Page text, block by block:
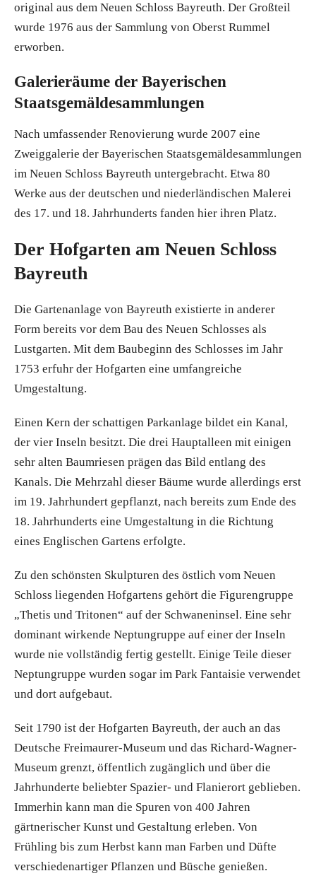
original aus dem Neuen Schloss Bayreuth. Der Großteil
wurde 1976 aus der Sammlung von Oberst Rummel
erworben.
Galerieräume der Bayerischen
Staatsgemäldesammlungen
Nach umfassender Renovierung wurde 2007 eine
Zweiggalerie der Bayerischen Staatsgemäldesammlungen
im Neuen Schloss Bayreuth untergebracht. Etwa 80
Werke aus der deutschen und niederländischen Malerei
des 17. und 18. Jahrhunderts fanden hier ihren Platz.
Der Hofgarten am Neuen Schloss
Bayreuth
Die Gartenanlage von Bayreuth existierte in anderer
Form bereits vor dem Bau des Neuen Schlosses als
Lustgarten. Mit dem Baubeginn des Schlosses im Jahr
1753 erfuhr der Hofgarten eine umfangreiche
Umgestaltung.
Einen Kern der schattigen Parkanlage bildet ein Kanal,
der vier Inseln besitzt. Die drei Hauptalleen mit einigen
sehr alten Baumriesen prägen das Bild entlang des
Kanals. Die Mehrzahl dieser Bäume wurde allerdings erst
im 19. Jahrhundert gepflanzt, nach bereits zum Ende des
18. Jahrhunderts eine Umgestaltung in die Richtung
eines Englischen Gartens erfolgte.
Zu den schönsten Skulpturen des östlich vom Neuen
Schloss liegenden Hofgartens gehört die Figurengruppe
„Thetis und Tritonen“ auf der Schwaneninsel. Eine sehr
dominant wirkende Neptungruppe auf einer der Inseln
wurde nie vollständig fertig gestellt. Einige Teile dieser
Neptungruppe wurden sogar im Park Fantaisie verwendet
und dort aufgebaut.
Seit 1790 ist der Hofgarten Bayreuth, der auch an das
Deutsche Freimaurer-Museum und das Richard-Wagner-
Museum grenzt, öffentlich zugänglich und über die
Jahrhunderte beliebter Spazier- und Flanierort geblieben.
Immerhin kann man die Spuren von 400 Jahren
gärtnerischer Kunst und Gestaltung erleben. Von
Frühling bis zum Herbst kann man Farben und Düfte
verschiedenartiger Pflanzen und Büsche genießen.